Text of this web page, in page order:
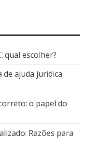
qual escolher?
de ajuda jurídica
o papel do
Razões para